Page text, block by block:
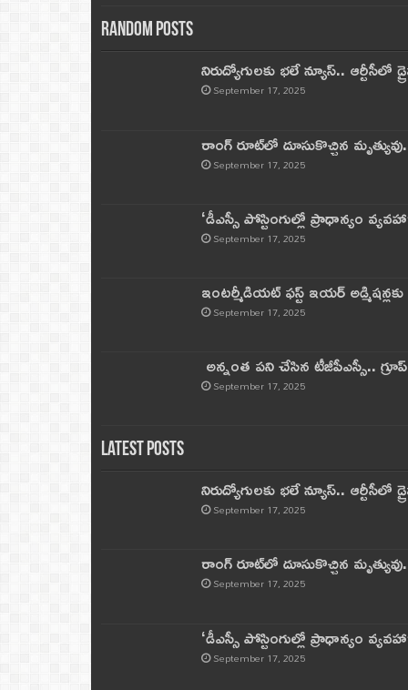
Random Posts
నిరుద్యోగులకు భలే న్యూస్.. ఆర్టీసీలో
September 17, 2025
రాంగ్ రూట్‌లో దూసుకొచ్చిన
September 17, 2025
‘డీఎస్సీ పోస్టింగుల్లో ప్రాధాన్యం
September 17, 2025
ఇంటర్మీడియట్ ఫస్ట్‌ ఇయర్‌
September 17, 2025
అన్నంత పని చేసిన టీజీపీఎస్సీ..
September 17, 2025
Latest Posts
నిరుద్యోగులకు భలే న్యూస్.. ఆర్టీసీలో
September 17, 2025
రాంగ్ రూట్‌లో దూసుకొచ్చిన
September 17, 2025
‘డీఎస్సీ పోస్టింగుల్లో ప్రాధాన్యం
September 17, 2025